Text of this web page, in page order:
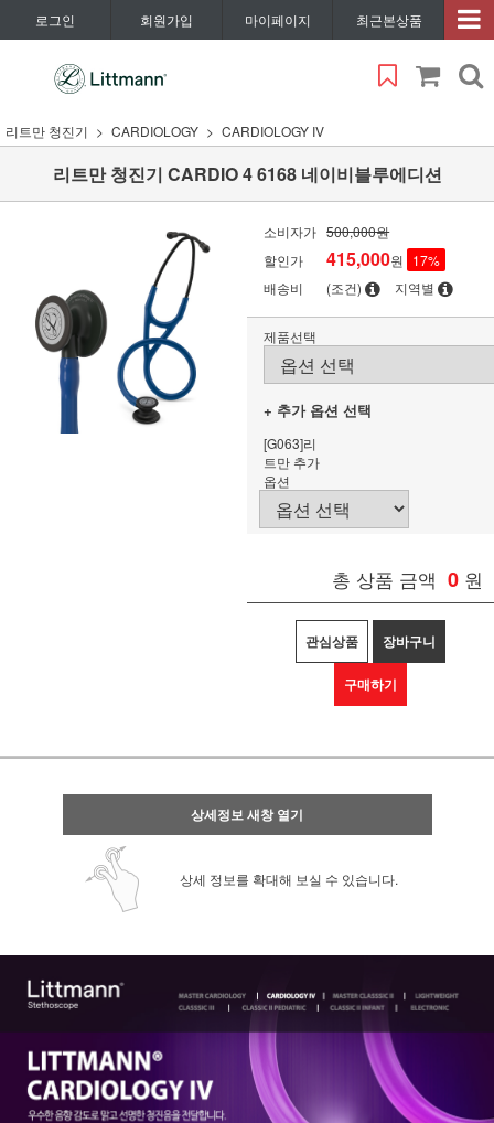
로그인 회원가입 마이페이지 최근본상품
리트만 청진기 CARDIOLOGY CARDIOLOGY IV
리트만 청진기 CARDIO 4 6168 네이비블루에디션
소비자가 500,000원
할인가
415,000원 17%
배송비
(조건) 지역별
제품선택
+ 추가 옵션 선택
[G063]리
트만 추가
옵션
총 상품 금액 0 원
관심상품 장바구니
구매하기
상세정보 새창 열기
상세 정보를 확대해 보실 수 있습니다.